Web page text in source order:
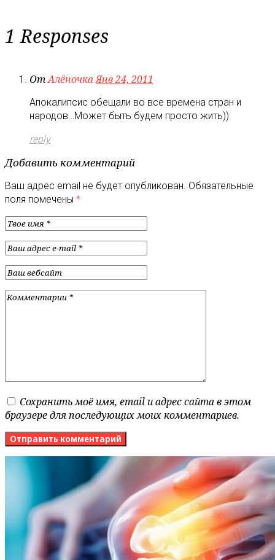
1 Responses
ОтАлёночкаЯнв 24, 2011
Апокалипсис обещали во все времена стран и
народов…Может быть будем просто жить))
reply
Добавить комментарий
Ваш адрес email не будет опубликован. Обязательные
поля помечены *
Сохранить моё имя, email и адрес сайта в этом
браузере для последующих моих комментариев.